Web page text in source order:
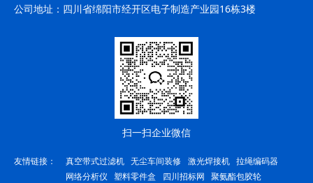
公司地址： 四川省绵阳市经开区电子制造产业园16栋3楼
扫一扫企业微信
友情链接： 真空带式过滤机 无尘车间装修 激光焊接机 拉绳编码器
网络分析仪 塑料零件盒 四川招标网
聚氨酯包胶轮